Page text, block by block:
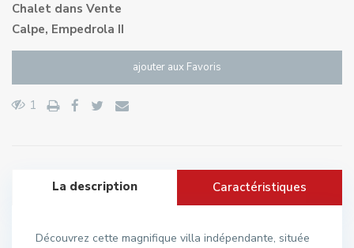
Chalet dans Vente
Calpe, Empedrola II
ajouter aux Favoris
1
La description Caractéristiques
Découvrez cette magnifique villa indépendante, située